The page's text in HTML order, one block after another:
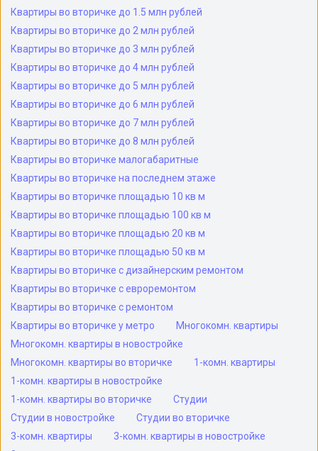
Квартиры во вторичке до 1.5 млн рублей
Квартиры во вторичке до 2 млн рублей
Квартиры во вторичке до 3 млн рублей
Квартиры во вторичке до 4 млн рублей
Квартиры во вторичке до 5 млн рублей
Квартиры во вторичке до 6 млн рублей
Квартиры во вторичке до 7 млн рублей
Квартиры во вторичке до 8 млн рублей
Квартиры во вторичке малогабаритные
Квартиры во вторичке на последнем этаже
Квартиры во вторичке площадью 10 кв м
Квартиры во вторичке площадью 100 кв м
Квартиры во вторичке площадью 20 кв м
Квартиры во вторичке площадью 50 кв м
Квартиры во вторичке с дизайнерским ремонтом
Квартиры во вторичке с евроремонтом
Квартиры во вторичке с ремонтом
Квартиры во вторичке у метро
Многокомн. квартиры
Многокомн. квартиры в новостройке
Многокомн. квартиры во вторичке
1-комн. квартиры
1-комн. квартиры в новостройке
1-комн. квартиры во вторичке
Студии
Студии в новостройке
Студии во вторичке
3-комн. квартиры
3-комн. квартиры в новостройке